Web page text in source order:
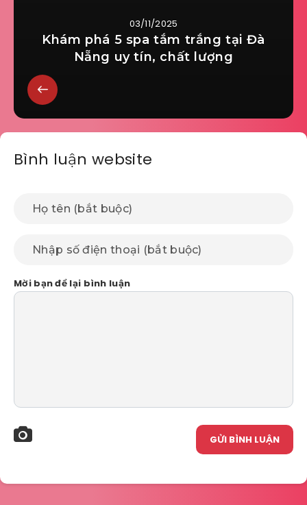
03/11/2025
Khám phá 5 spa tắm trắng tại Đà
Nẵng uy tín, chất lượng
Bình luận website
Mời bạn để lại bình luận
GỬI BÌNH LUẬN